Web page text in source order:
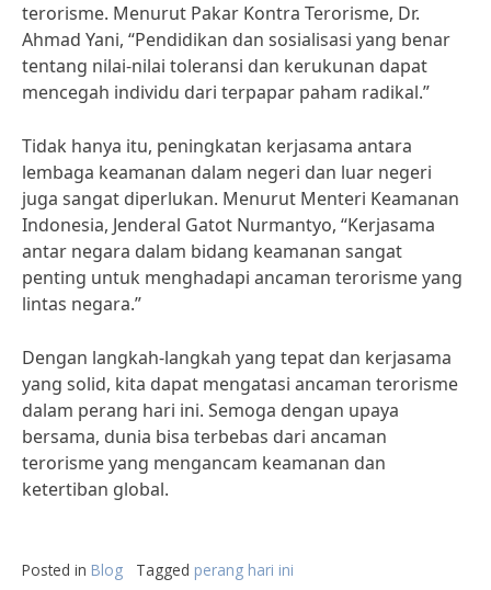
terorisme. Menurut Pakar Kontra Terorisme, Dr.
Ahmad Yani, “Pendidikan dan sosialisasi yang benar
tentang nilai-nilai toleransi dan kerukunan dapat
mencegah individu dari terpapar paham radikal.”
Tidak hanya itu, peningkatan kerjasama antara
lembaga keamanan dalam negeri dan luar negeri
juga sangat diperlukan. Menurut Menteri Keamanan
Indonesia, Jenderal Gatot Nurmantyo, “Kerjasama
antar negara dalam bidang keamanan sangat
penting untuk menghadapi ancaman terorisme yang
lintas negara.”
Dengan langkah-langkah yang tepat dan kerjasama
yang solid, kita dapat mengatasi ancaman terorisme
dalam perang hari ini. Semoga dengan upaya
bersama, dunia bisa terbebas dari ancaman
terorisme yang mengancam keamanan dan
ketertiban global.
Posted in Blog Tagged perang hari ini